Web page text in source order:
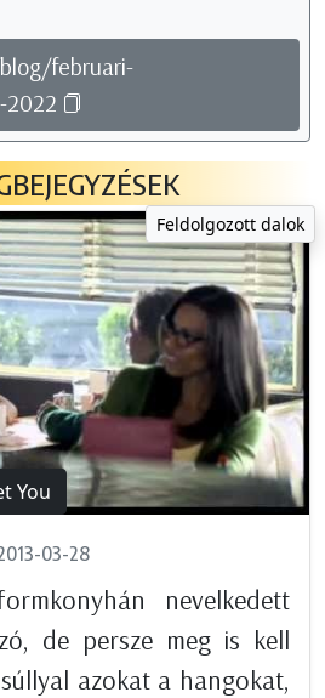
februari-
2022
Feldolgozott dalok
You
03-28
nevelkedett
de persze meg is kell
azokat a hangokat,